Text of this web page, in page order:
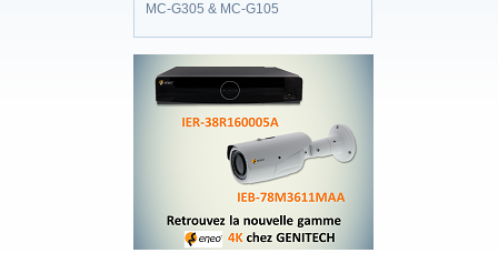
MC-G305 & MC-G105